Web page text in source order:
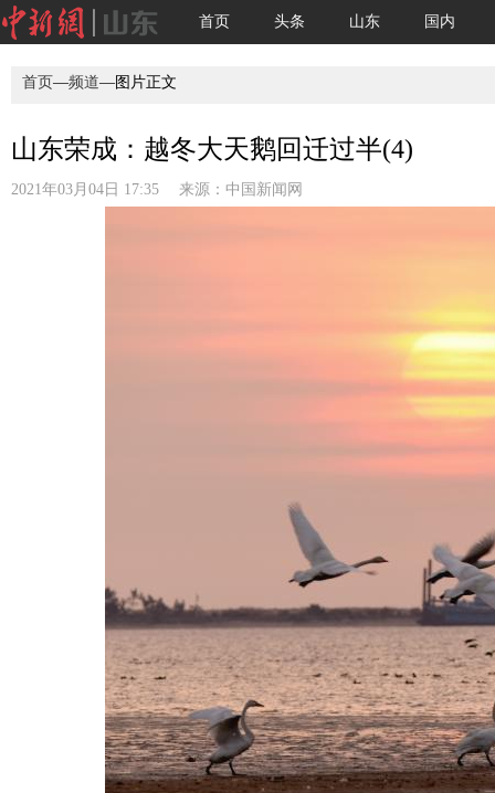
首页 头条 山东 国内
首页—频道—图片正文
山东荣成：越冬大天鹅回迁过半(4)
2021年03月04日 17:35 来源： 中国新闻网